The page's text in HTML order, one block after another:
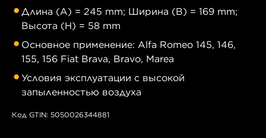
Длина (A) = 245 mm; Ширина (B) = 169 mm;
Высота (H) = 58 mm
Основное применение: Alfa Romeo 145, 146,
155, 156 Fiat Brava, Bravo, Marea
Условия эксплуатации с высокой
запыленностью воздуха
Код GTIN: 5050026344881